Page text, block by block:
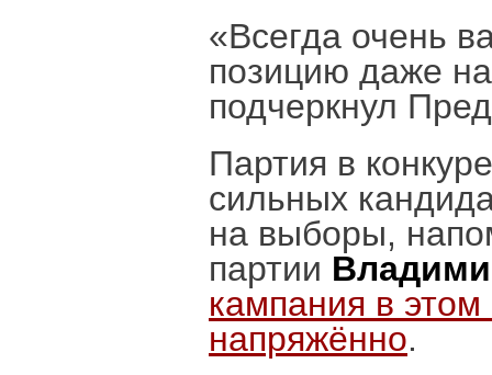
«Всегда очень
позицию даже
подчеркнул
Партия в
сильных
на выборы,
партии
кампания в этом
напряжённо.